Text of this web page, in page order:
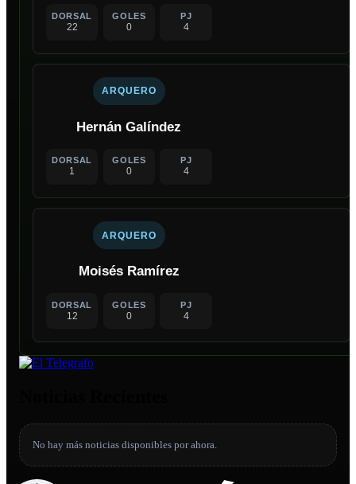
DORSAL
22
GOLES
0
PJ
4
ARQUERO
Hernán Galíndez
DORSAL
1
GOLES
0
PJ
4
ARQUERO
Moisés Ramírez
DORSAL
12
GOLES
0
PJ
4
No hay más noticias disponibles por ahora.